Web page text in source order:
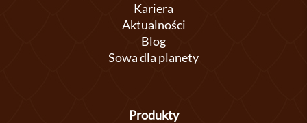
Kariera
Aktualności
Blog
Sowa dla planety
Produkty